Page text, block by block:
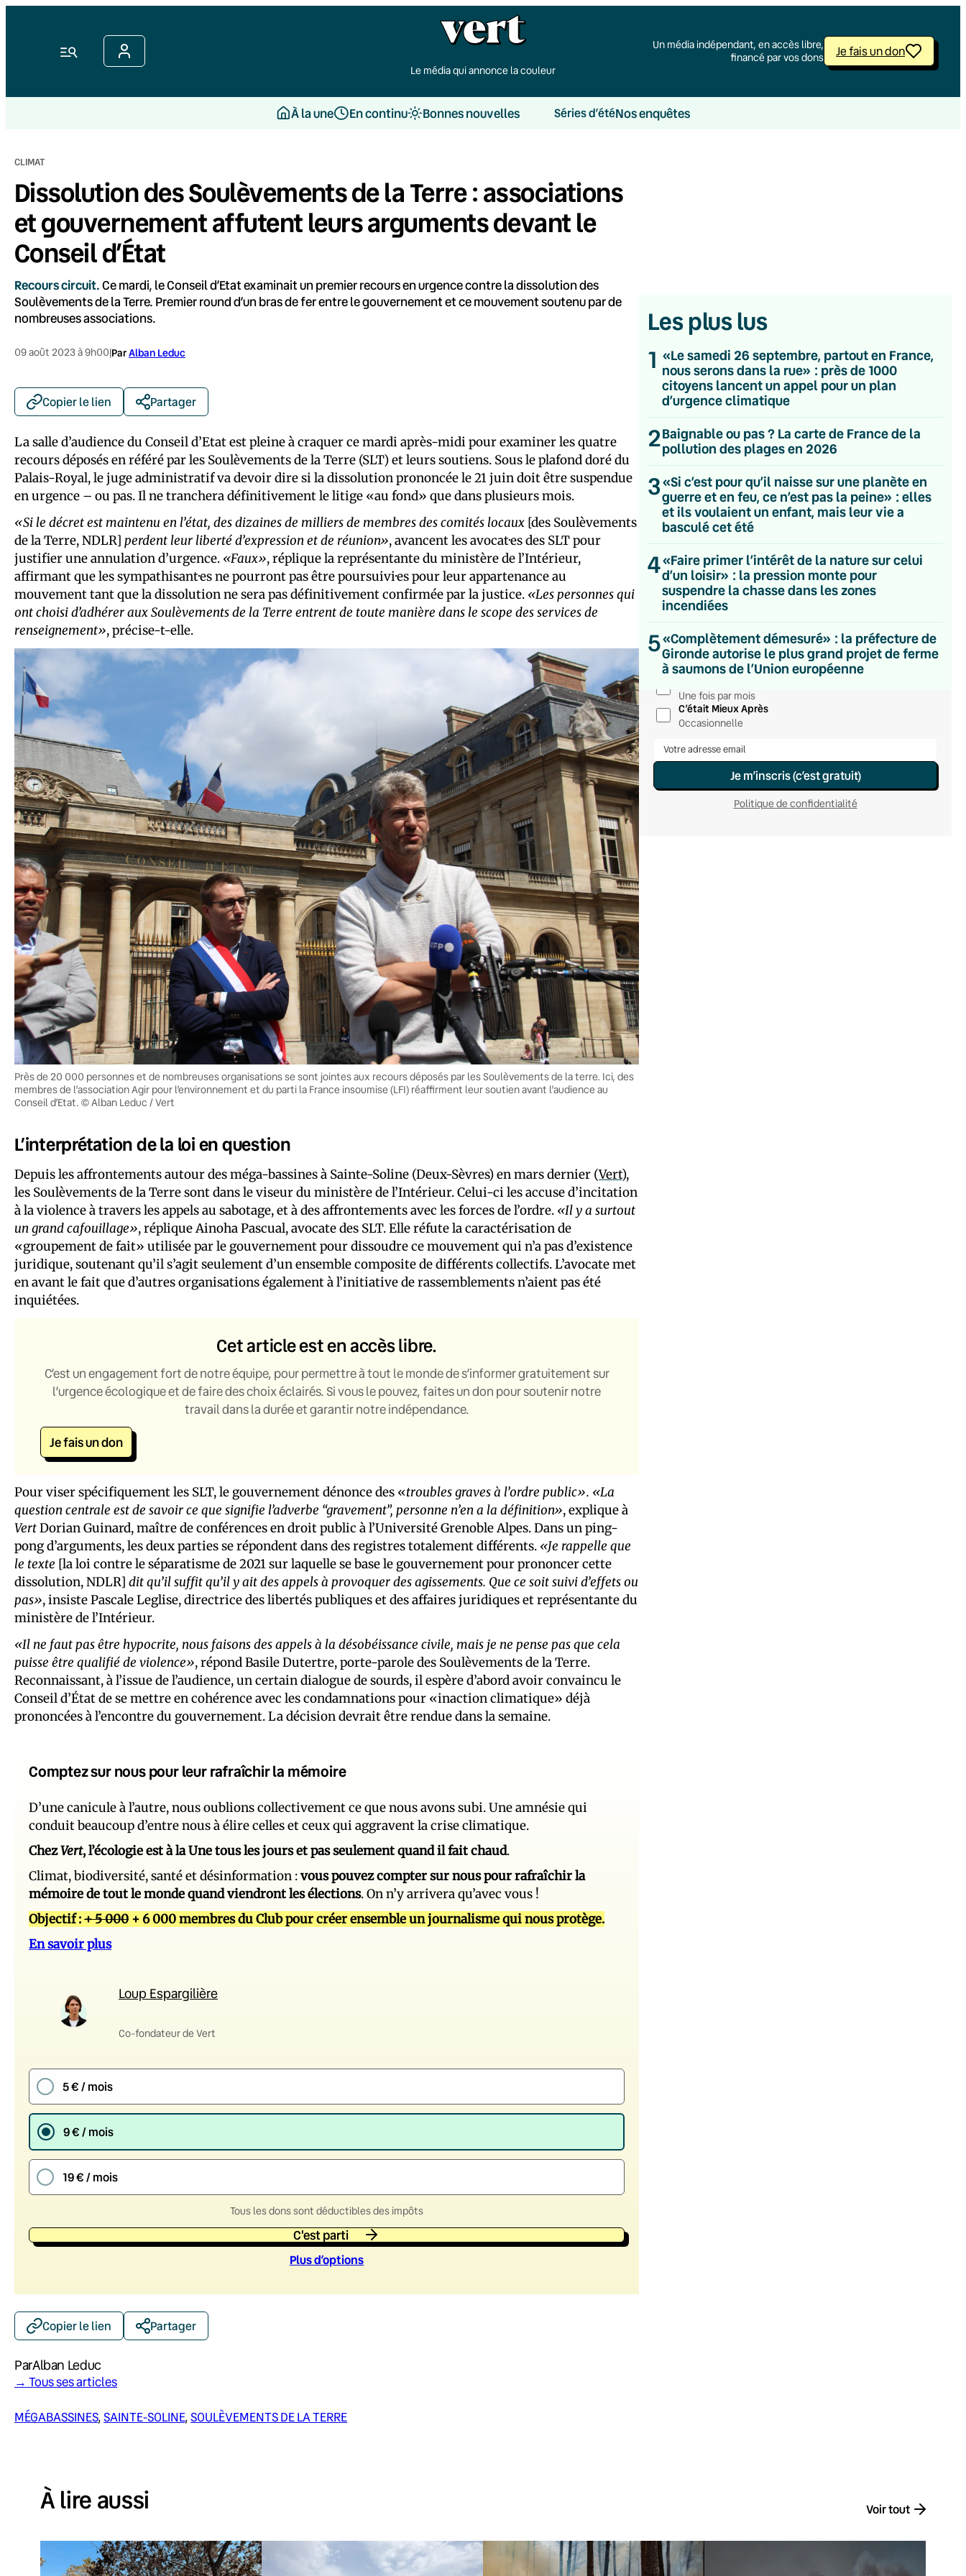
Menu
Le média qui annonce la couleur
Un média indépendant, en accès libre,
financé par vos dons
Je fais un don
À la une En continu Bonnes nouvelles Séries d’étéNos enquêtes
CLIMAT
Dissolution des Soulèvements de la Terre : associations
et gouvernement affutent leurs arguments devant le
Conseil d’État
Recours circuit.Ce mardi, le Conseil d’Etat examinait un premier recours en urgence contre la dissolution des
Soulèvements de la Terre. Premier round d’un bras de fer entre le gouvernement et ce mouvement soutenu par de
nombreuses associations.
09 août 2023 à 9h00|ParAlban Leduc
Copier le lien Partager
La salle d’audience du Conseil d’Etat est pleine à craquer ce mardi après-midi pour examiner les quatre
recours déposés en référé par les Soulèvements de la Terre (SLT) et leurs soutiens. Sous le plafond doré du
Palais-Royal, le juge administratif va devoir dire si la dissolution prononcée le 21 juin doit être suspendue
en urgence – ou pas. Il ne tranchera définitivement le litige «au fond» que dans plusieurs mois.
«Si le décret est maintenu en l’état, des dizaines de milliers de membres des comités locaux [des Soulèvements
de la Terre, NDLR] perdent leur liberté d’expression et de réunion», avancent les avocat·es des SLT pour
justifier une annulation d’urgence. «Faux», réplique la représentante du ministère de l’Intérieur,
affirmant que les sympathisant·es ne pourront pas être poursuivi·es pour leur appartenance au
mouvement tant que la dissolution ne sera pas définitivement confirmée par la justice. «Les personnes qui
ont choisi d’adhérer aux Soulèvements de la Terre entrent de toute manière dans le scope des services de
renseignement», précise-t-elle.
Près de 20 000 personnes et de nombreuses organisations se sont jointes aux recours déposés par les Soulèvements de la terre. Ici, des
membres de l’association Agir pour l’environnement et du parti la France insoumise (LFI) réaffirment leur soutien avant l’audience au
Conseil d’Etat. © Alban Leduc / Vert
L’interprétation de la loi en question
Depuis les affrontements autour des méga-bassines à Sainte-Soline (Deux-Sèvres) en mars dernier (Vert),
les Soulèvements de la Terre sont dans le viseur du ministère de l’Intérieur. Celui-ci les accuse d’incitation
à la violence à travers les appels au sabotage, et à des affrontements avec les forces de l’ordre. «Il y a surtout
un grand cafouillage», réplique Ainoha Pascual, avocate des SLT. Elle réfute la caractérisation de
«groupement de fait» utilisée par le gouvernement pour dissoudre ce mouvement qui n’a pas d’existence
juridique, soutenant qu’il s’agit seulement d’un ensemble composite de différents collectifs. L’avocate met
en avant le fait que d’autres organisations également à l’initiative de rassemblements n’aient pas été
inquiétées.
Cet article est en accès libre.
C’est un engagement fort de notre équipe, pour permettre à tout le monde de s’informer gratuitement sur
l’urgence écologique et de faire des choix éclairés. Si vous le pouvez, faites un don pour soutenir notre
travail dans la durée et garantir notre indépendance.
Je fais un don
Pour viser spécifiquement les SLT, le gouvernement dénonce des «troubles graves à l’ordre public». «La
question centrale est de savoir ce que signifie l’adverbe “gravement”, personne n’en a la définition», explique à
VertDorian Guinard, maître de conférences en droit public à l’Université Grenoble Alpes. Dans un ping-
pong d’arguments, les deux parties se répondent dans des registres totalement différents. «Je rappelle que
le texte [la loi contre le séparatisme de 2021 sur laquelle se base le gouvernement pour prononcer cette
dissolution, NDLR] dit qu’il suffit qu’il y ait des appels à provoquer des agissements. Que ce soit suivi d’effets ou
pas», insiste Pascale Leglise, directrice des libertés publiques et des affaires juridiques et représentante du
ministère de l’Intérieur.
«Il ne faut pas être hypocrite, nous faisons des appels à la désobéissance civile, mais je ne pense pas que cela
puisse être qualifié de violence», répond Basile Dutertre, porte-parole des Soulèvements de la Terre.
Reconnaissant, à l’issue de l’audience, un certain dialogue de sourds, il espère d’abord avoir convaincu le
Conseil d’État de se mettre en cohérence avec les condamnations pour «inaction climatique» déjà
prononcées à l’encontre du gouvernement. La décision devrait être rendue dans la semaine.
Comptez sur nous pour leur rafraîchir la mémoire
D’une canicule à l’autre, nous oublions collectivement ce que nous avons subi. Une amnésie qui
conduit beaucoup d’entre nous à élire celles et ceux qui aggravent la crise climatique.
ChezVert, l’écologie est à la Une tous les jours et pas seulement quand il fait chaud.
Climat, biodiversité, santé et désinformation :vous pouvez compter sur nous pour rafraîchir la
mémoire de tout le monde quand viendront les élections. On n’y arrivera qu’avec vous !
Objectif :+ 5 000 + 6 000 membres du Club pour créer ensemble un journalisme qui nous protège.
En savoir plus
Loup Espargilière
Co-fondateur de Vert
5 € / mois
9 € / mois
19 € / mois
Tous les dons sont déductibles des impôts
C'est parti
Plus d’options
Copier le lien Partager
ParAlban Leduc
→ Tous ses articles
MÉGABASSINES, SAINTE-SOLINE, SOULÈVEMENTS DE LA TERRE
Les plus lus
1 «Le samedi 26 septembre, partout en France,
nous serons dans la rue» : près de 1000
citoyens lancent un appel pour un plan
d’urgence climatique
2Baignable ou pas ? La carte de France de la
pollution des plages en 2026
3«Si c’est pour qu’il naisse sur une planète en
guerre et en feu, ce n’est pas la peine» : elles
et ils voulaient un enfant, mais leur vie a
basculé cet été
4«Faire primer l’intérêt de la nature sur celui
d’un loisir» : la pression monte pour
suspendre la chasse dans les zones
incendiées
5«Complètement démesuré» : la préfecture de
Gironde autorise le plus grand projet de ferme
à saumons de l’Union européenne
💌 Inscrivez-vous à nos newsletters
Quotidienne
Du lundi au vendredi
Hebdomadaire
Le samedi
Une fois par mois
C’était Mieux Après
Occasionnelle
Je m’inscris (c’est gratuit)
Politique de confidentialité
À lire aussi Voir tout